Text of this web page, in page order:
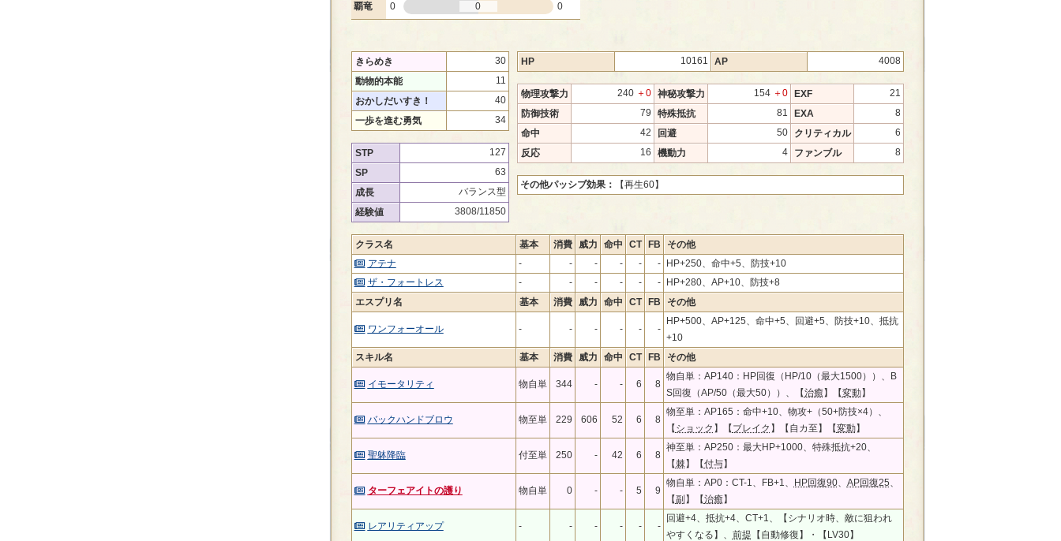
覇竜 0 0 0
きらめき
30
動物的本能
11
おかしだいすき！
40
一歩を進む勇気
34
STP
127
SP
63
成長
バランス型
経験値
3808/11850
HP 10161 AP 4008
物理攻撃力 240 ＋0 神秘攻撃力 154 ＋0 EXF
21
防御技術
79 特殊抵抗 81 EXA
8
命中
42 回避 50 クリティカル
6
反応
16 機動力 4 ファンブル 8
その他パッシブ効果： 【再生60】
クラス名 基本 消費 威力 命中 CT FB
その他
アテナ
- - - - - -
HP+250、命中+5、防技+10
ザ・フォートレス
- - - - - -
HP+280、AP+10、防技+8
エスプリ名
基本 消費 威力 命中 CT FB その他
ワンフォーオール - - - - - -
HP+500、AP+125、命中+5、回避+5、防技+10、抵抗
+10
スキル名
基本 消費 威力 命中 CT FB その他
イモータリティ 物自単 344 - - 6 8
物自単：AP140：HP回復（HP/10（最大1500））、B
S回復（AP/50（最大50））、【治癒】【変動】
バックハンドブロウ 物至単 229 606 52 6 8
物至単：AP165：命中+10、物攻+（50+防技×4）、
【 ショック 】【 ブレイク 】【自カ至】【変動】
聖躰降臨 付至単 250 - 42 6 8
神至単：AP250：最大HP+1000、特殊抵抗+20、
【棘】【付与】
ターフェアイトの護り 物自単 0 - - 5 9
物自単：AP0：CT-1、FB+1、 HP回復90、 AP回復25、
【副 】【治癒】
レアリティアップ - - - - - -
回避+4、抵抗+4、CT+1、【シナリオ時、敵に狙われ
やすくなる】、 前提 【自動修復】・【LV30】